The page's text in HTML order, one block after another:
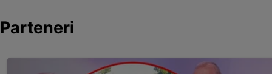
Parteneri